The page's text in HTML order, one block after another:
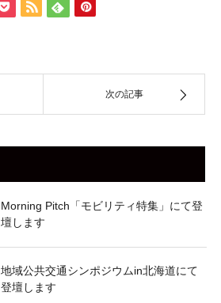
次の記事
Morning Pitch「モビリティ特集」にて登
壇します
地域公共交通シンポジウムin北海道にて
登壇します